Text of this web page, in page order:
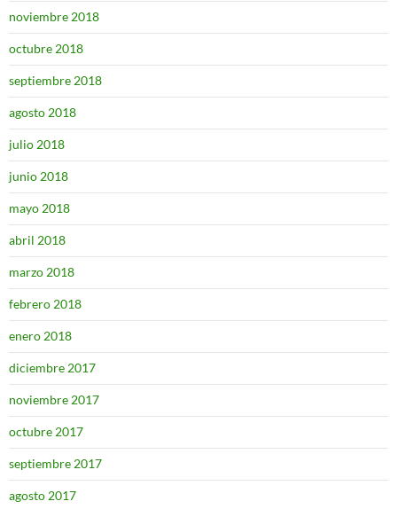
noviembre 2018
octubre 2018
septiembre 2018
agosto 2018
julio 2018
junio 2018
mayo 2018
abril 2018
marzo 2018
febrero 2018
enero 2018
diciembre 2017
noviembre 2017
octubre 2017
septiembre 2017
agosto 2017